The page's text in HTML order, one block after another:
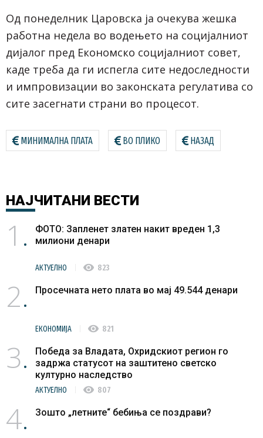
Од понеделник Царовска ја очекува жешка
работна недела во водењето на социјалниот
дијалог пред Економско социјалниот совет,
каде треба да ги испегла сите недоследности
и импровизации во законската регулатива со
сите засегнати страни во процесот.
МИНИМАЛНА ПЛАТА ВО ПЛИКО НАЗАД
НАЈЧИТАНИ ВЕСТИ
1
ФОТО: Запленет златен накит вреден 1,3
милиони денари
АКТУЕЛНО visibility 823
2 Просечната нето плата во мај 49.544 денари
ЕКОНОМИЈА visibility 821
3
Победа за Владата, Охридскиот регион го
задржа статусот на заштитено светско
културно наследство
АКТУЕЛНО visibility 807
4 Зошто „летните“ бебиња се поздрави?